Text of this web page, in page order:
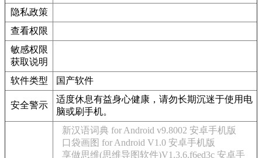
隐私政策
查看权限
敏感权限
获取说明
软件类型
国产软件
安全警示
适度休息有益身心健康，请勿长期沉迷于使用电
脑或刷手机。
新汉语词典 for Android v9.8002 安卓手机版
口袋画图 for Android V1.0 安卓手机版
享做思维(思维导图软件)V1.3.6.f6ed3c 安卓手